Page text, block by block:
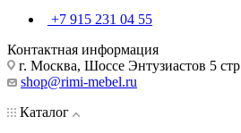
+7 915 231 04 55
Контактная информация
г. Москва, Шоссе Энтузиастов 5
shop@rimi-mebel.ru
Каталог